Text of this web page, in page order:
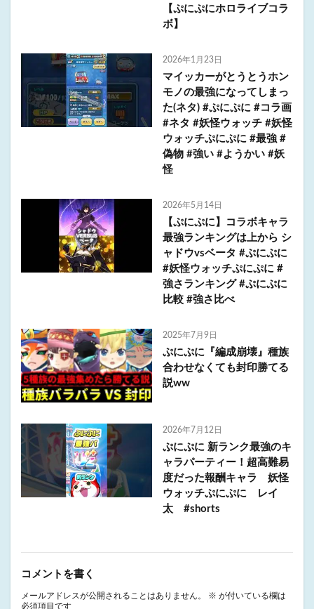
【ぷにぷにホロライブコラ
ボ】
2026年1月23日
マイッカーがとうとうホン
モノの最強になってしまっ
た(ネタ) #ぷにぷに #コラ画
#ネタ #妖怪ウォッチ #妖怪
ウォッチぷにぷに #最強 #
偽物 #強い #ようかい #妖
怪
2026年5月14日
【ぷにぷに】コラボキャラ
最強ランキングは上から シ
ャドウvsベータ #ぷにぷに
#妖怪ウォッチぷにぷに #
強さランキング #ぷにぷに
比較 #強さ比べ
2025年7月9日
ぷにぷに『編成崩壊』種族
合わせなくても封印勝てる
説ww
2026年7月12日
ぷにぷに 新ランク最強のキ
ャラパーティー！超高難易
度だった報酬キャラ 妖怪
ウォッチぷにぷに レイ
太 #shorts
コメントを書く
メールアドレスが公開されることはありません。 ※ が付いている欄は
必須項目です